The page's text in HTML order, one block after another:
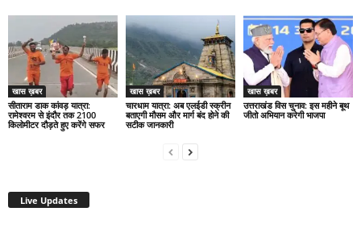
खास ख़बर
सीताराम डाक कांवड़ यात्रा:
रामेश्वरम से इंदौर तक 2100
किलोमीटर दौड़ते हुए करेंगे सफर
खास ख़बर
चारधाम यात्रा: अब एलईडी स्क्रीन
बताएगी मौसम और मार्ग बंद होने की
सटीक जानकारी
खास ख़बर
उत्तराखंड विस चुनाव: इस महीने बूथ
जीतो अभियान करेगी भाजपा
Live Updates